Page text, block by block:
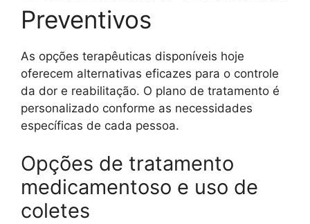
Preventivos
As opções terapêuticas disponíveis hoje
oferecem alternativas eficazes para o controle
da dor e reabilitação. O plano de tratamento é
personalizado conforme as necessidades
específicas de cada pessoa.
Opções de tratamento
medicamentoso e uso de
coletes